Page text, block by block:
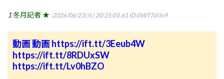
1冬月記者 ★ :2026/06/23(火) 20:25:03.61 ID:0WT7dIIx9
動画動画https://ift.tt/3Eeub4W
https://ift.tt/8RDUxSW
https://ift.tt/Lv0hBZO